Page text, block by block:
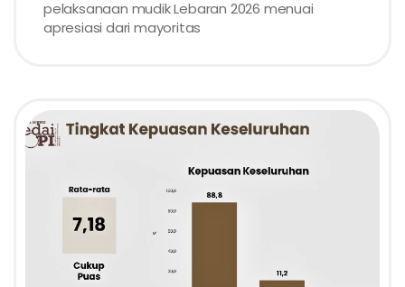
pelaksanaan mudik Lebaran 2026 menuai
apresiasi dari mayoritas